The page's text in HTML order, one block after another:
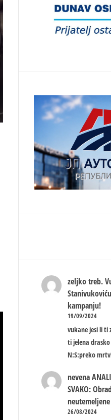
zeljko treb.
kampanju!
19/09/2024
vukane jesi li ti
ti jelena
N:S:preko
nevena
SVAKO:
26/08/2024